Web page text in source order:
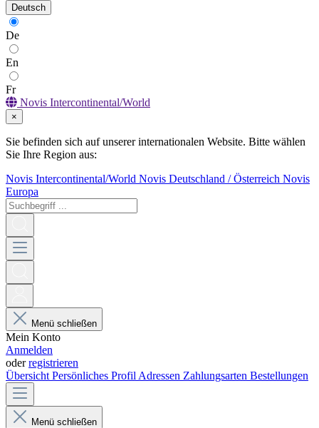
Deutsch
De
En
Fr
Novis Intercontinental/World
×
Sie befinden sich auf unserer internationalen Website. Bitte wählen
Sie Ihre Region aus:
Novis Intercontinental/World Novis Deutschland / Österreich Novis
Europa
Menü schließen
Mein Konto
Anmelden
oderregistrieren
Übersicht Persönliches Profil Adressen Zahlungsarten Bestellungen
Menü schließen